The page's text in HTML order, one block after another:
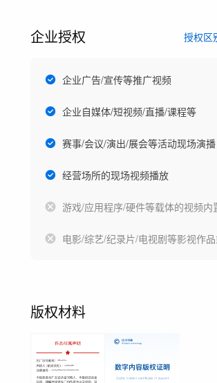
企业授权 授权区
企业广告/宣传等推广视频
企业自媒体/短视频/直播/课程等
赛事/会议/演出/展会等活动现场演播
经营场所的现场视频播放
游戏/应用程序/硬件等载体的视频内
电影/综艺/纪录片/电视剧等影视作
版权材料